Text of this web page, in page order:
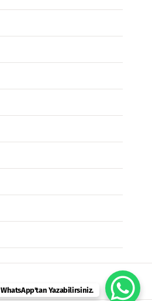
WhatsApp'tan Yazabilirsiniz.